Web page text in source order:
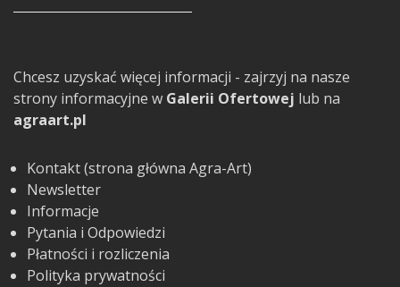
Chcesz uzyskać więcej informacji - zajrzyj na nasze
strony informacyjne w Galerii Ofertowej lub na
agraart.pl
Kontakt (strona główna Agra-Art)
Newsletter
Informacje
Pytania i Odpowiedzi
Płatności i rozliczenia
Polityka prywatności